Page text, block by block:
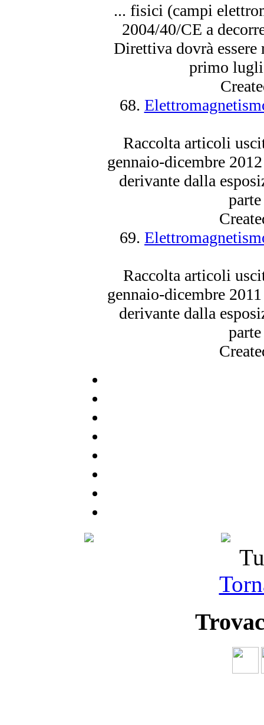
... fisici (campi
2004/40/CE a
Direttiva dovrà
primo
68.
Raccolta articoli
gennaio-dicembre
derivante dalla
69.
Raccolta articoli
gennaio-dicembre
derivante dalla